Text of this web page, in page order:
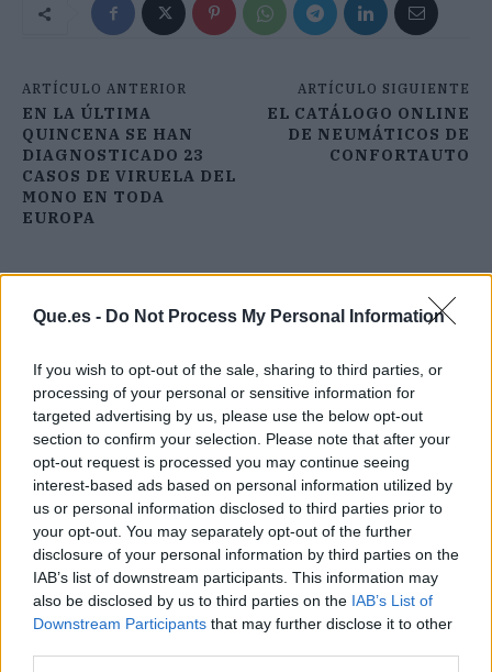
Que.es - Do Not Process My Personal Information
If you wish to opt-out of the sale, sharing to third parties, or
processing of your personal or sensitive information for
targeted advertising by us, please use the below opt-out
section to confirm your selection. Please note that after your
opt-out request is processed you may continue seeing
interest-based ads based on personal information utilized by
us or personal information disclosed to third parties prior to
your opt-out. You may separately opt-out of the further
disclosure of your personal information by third parties on the
IAB’s list of downstream participants. This information may
also be disclosed by us to third parties on the IAB’s List of
Downstream Participants that may further disclose it to other
ARTÍCULO ANTERIOR
EN LA ÚLTIMA
QUINCENA SE HAN
DIAGNOSTICADO 23
CASOS DE VIRUELA DEL
MONO EN TODA
EUROPA
ARTÍCULO SIGUIENTE
EL CATÁLOGO ONLINE
DE NEUMÁTICOS DE
CONFORTAUTO
Publicidad